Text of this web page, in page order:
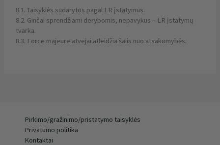
8.1. Taisyklės sudarytos pagal LR įstatymus.
8.2. Ginčai sprendžiami derybomis, nepavykus – LR įstatymų
tvarka.
8.3. Force majeure atvejai atleidžia šalis nuo atsakomybės.
Pirkimo/gražinimo/pristatymo taisyklės
Privatumo politika
Kontaktai